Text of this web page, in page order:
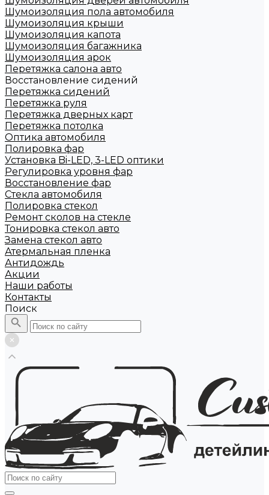
Шумоизоляция пола автомобиля
Шумоизоляция крыши
Шумоизоляция капота
Шумоизоляция багажника
Шумоизоляция арок
Перетяжка салона авто
Восстановление сидений
Перетяжка сидений
Перетяжка руля
Перетяжка дверных карт
Перетяжка потолка
Оптика автомобиля
Полировка фар
Установка Bi-LED, 3-LED оптики
Регулировка уровня фар
Восстановление фар
Стекла автомобиля
Полировка стекол
Ремонт сколов на стекле
Тонировка стекол авто
Замена стекол авто
Атермальная пленка
Антидождь
Акции
Наши работы
Контакты
Поиск